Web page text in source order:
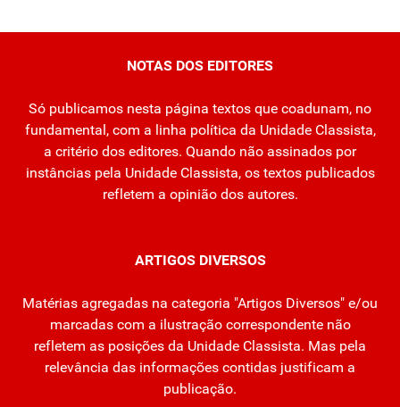
NOTAS DOS EDITORES
Só publicamos nesta página textos que coadunam, no
fundamental, com a linha política da Unidade Classista,
a critério dos editores. Quando não assinados por
instâncias pela Unidade Classista, os textos publicados
refletem a opinião dos autores.
ARTIGOS DIVERSOS
Matérias agregadas na categoria "Artigos Diversos" e/ou
marcadas com a ilustração correspondente não
refletem as posições da Unidade Classista. Mas pela
relevância das informações contidas justificam a
publicação.